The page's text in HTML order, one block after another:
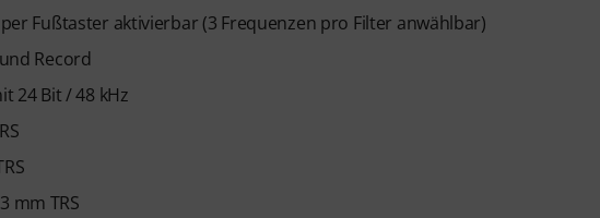
Fußtaster aktivierbar (3 Frequenzen pro Filter anwählbar)
Record
24 Bit / 48 kHz
mm TRS